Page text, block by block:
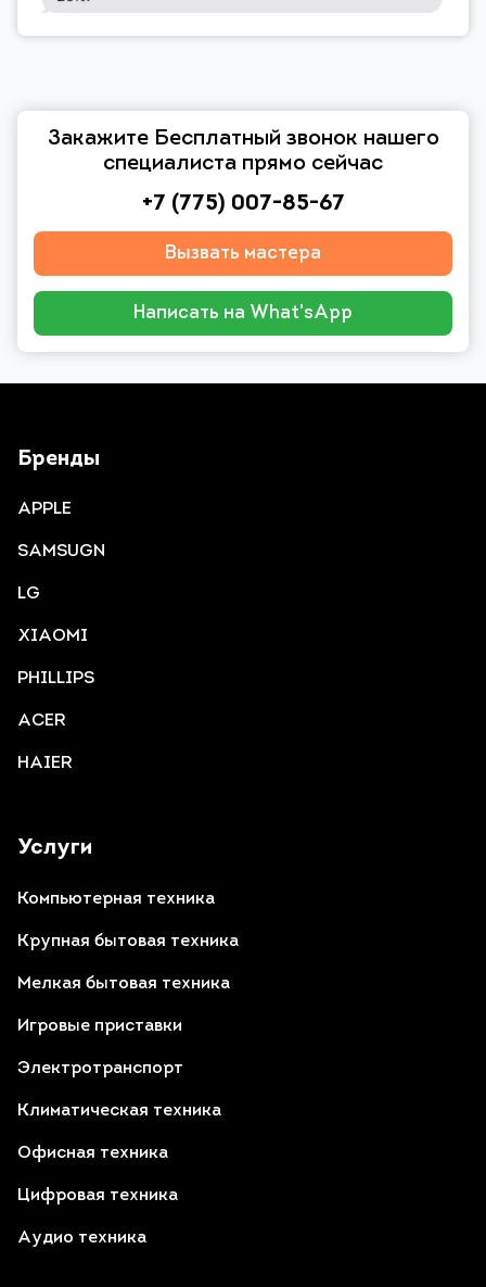
Закажите Бесплатный звонок нашего
специалиста прямо сейчас
+7 (775) 007-85-67
Вызвать мастера
Написать на What'sApp
Услуги
Компьютерная техника
Крупная бытовая техника
Мелкая бытовая техника
Игровые приставки
Электротранспорт
Климатическая техника
Офисная техника
Цифровая техника
Аудио техника
Бренды
APPLE
SAMSUGN
LG
XIAOMI
PHILLIPS
ACER
HAIER